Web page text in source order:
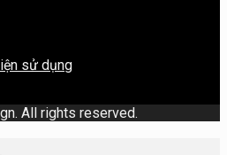
sử dụng
All rights reserved.